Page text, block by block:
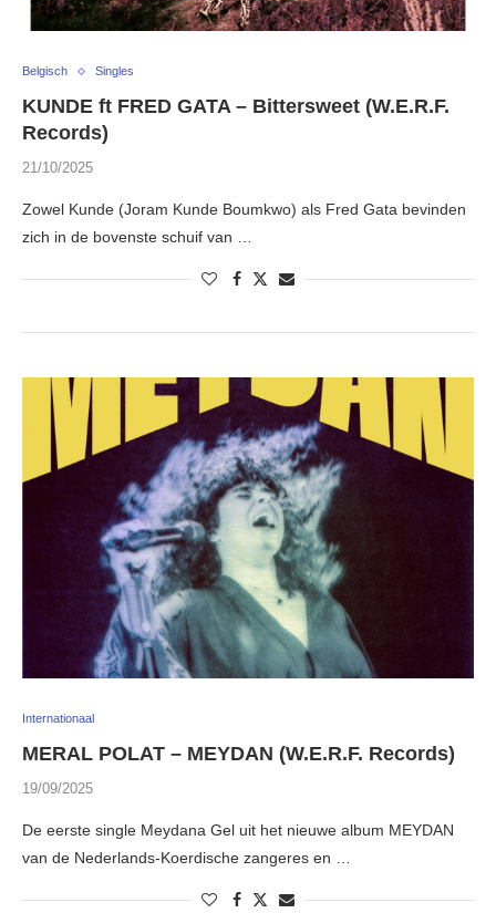
Belgisch Singles
KUNDE ft FRED GATA – Bittersweet (W.E.R.F.
Records)
21/10/2025
Zowel Kunde (Joram Kunde Boumkwo) als Fred Gata bevinden
zich in de bovenste schuif van …
Internationaal
MERAL POLAT – MEYDAN (W.E.R.F. Records)
19/09/2025
De eerste single Meydana Gel uit het nieuwe album MEYDAN
van de Nederlands-Koerdische zangeres en …